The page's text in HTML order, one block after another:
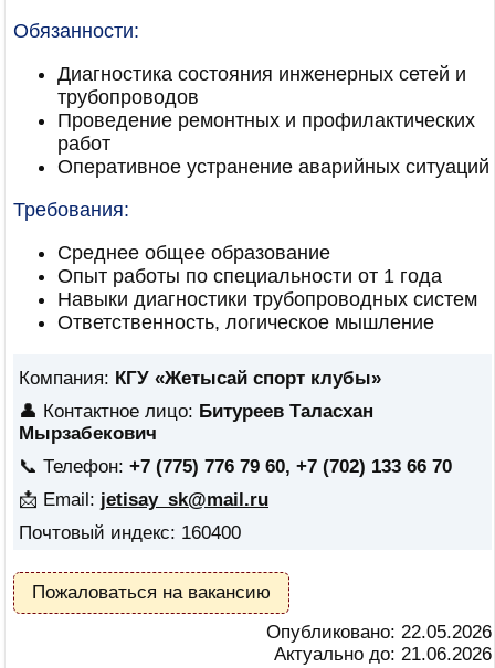
Обязанности:
Диагностика состояния инженерных сетей и
трубопроводов
Проведение ремонтных и профилактических
работ
Оперативное устранение аварийных ситуаций
Требования:
Среднее общее образование
Опыт работы по специальности от 1 года
Навыки диагностики трубопроводных систем
Ответственность, логическое мышление
Компания: КГУ «Жетысай спорт клубы»
👤 Контактное лицо: Битуреев Таласхан
Мырзабекович
📞 Телефон: +7 (775) 776 79 60, +7 (702) 133 66 70
📩 Email: jetisay_sk@mail.ru
Почтовый индекс: 160400
Пожаловаться на вакансию
Опубликовано: 22.05.2026
Актуально до: 21.06.2026